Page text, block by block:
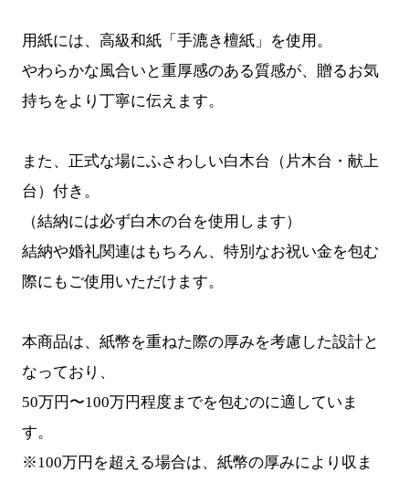
用紙には、高級和紙「手漉き檀紙」を使用。
やわらかな風合いと重厚感のある質感が、贈るお気
持ちをより丁寧に伝えます。
また、正式な場にふさわしい白木台（片木台・献上
台）付き。
（結納には必ず白木の台を使用します）
結納や婚礼関連はもちろん、特別なお祝い金を包む
際にもご使用いただけます。
本商品は、紙幣を重ねた際の厚みを考慮した設計と
なっており、
50万円〜100万円程度までを包むのに適していま
す。
※100万円を超える場合は、紙幣の厚みにより収ま